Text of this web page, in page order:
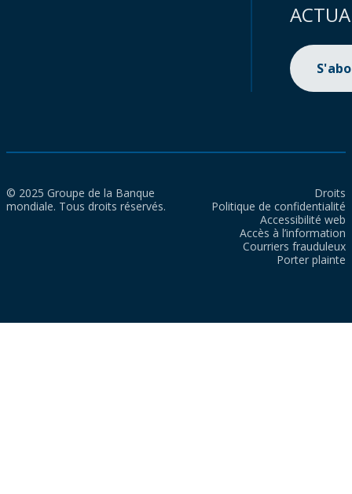
© 2025 Groupe de la Banque
mondiale. Tous droits réservés.
Droits
Politique de confidentialité
Accessibilité web
Accès à l’information
Courriers frauduleux
Porter plainte